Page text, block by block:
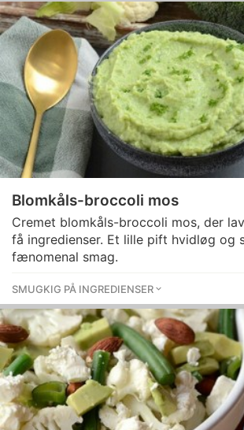
Blomkåls-broccoli mos
Cremet blomkåls-broccoli mos, der
få ingredienser. Et lille pift hvidløg og
fænomenal smag.
SMUGKIG PÅ INGREDIENSER